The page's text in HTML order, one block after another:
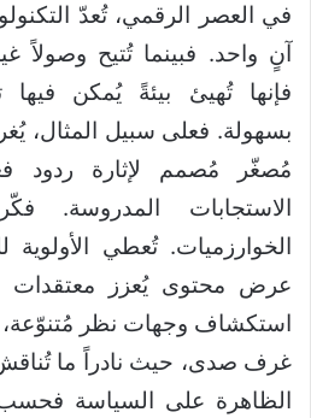
في العصر الرقمي، تُعدّ
آنٍ واحد. فبينما تُتيح وصولاً
فإنها تُهيئ بيئةً يُمكن فيها
بسهولة. فعلى سبيل المثال،
مُصغّر مُصمم لإثارة ردود
الاستجابات المدروسة.
الخوارزميات. تُعطي الأولوية
عرض محتوى يُعزز معتقدات
استكشاف وجهات نظر مُتنوّعة،
غرف صدى، حيث نادراً ما
الظاهرة على السياسة